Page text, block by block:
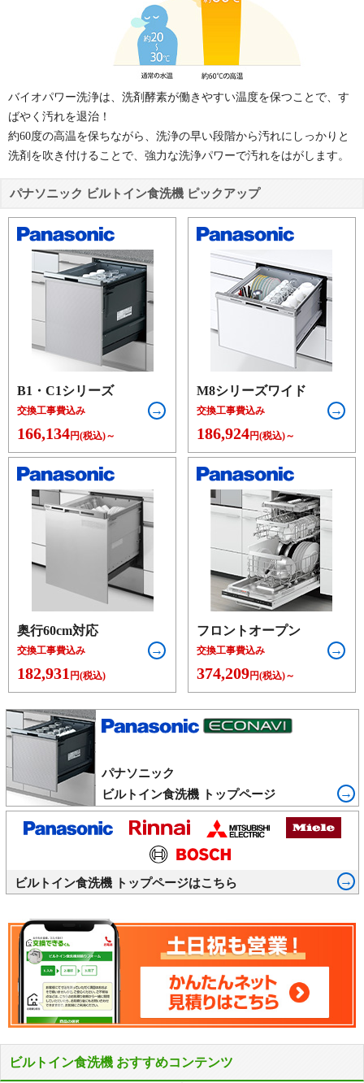
バイオパワー洗浄は、洗剤酵素が働きやすい温度を保つことで、す
ばやく汚れを退治！
約60度の高温を保ちながら、洗浄の早い段階から汚れにしっかりと
洗剤を吹き付けることで、強力な洗浄パワーで汚れをはがします。
パナソニック ビルトイン食洗機 ピックアップ
B1・C1シリーズ
交換工事費込み
166,134円(税込)～
M8シリーズワイド
交換工事費込み
186,924円(税込)～
奥行60cm対応
交換工事費込み
182,931 円(税込)
フロントオープン
交換工事費込み
374,209円(税込)～
パナソニック
ビルトイン食洗機 トップページ
ビルトイン食洗機 トップページはこちら
ビルトイン食洗機 おすすめコンテンツ